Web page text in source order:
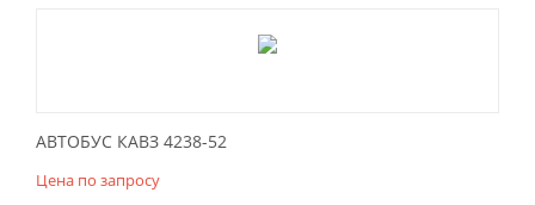
АВТОБУС КАВЗ 4238-52
Цена по запросу